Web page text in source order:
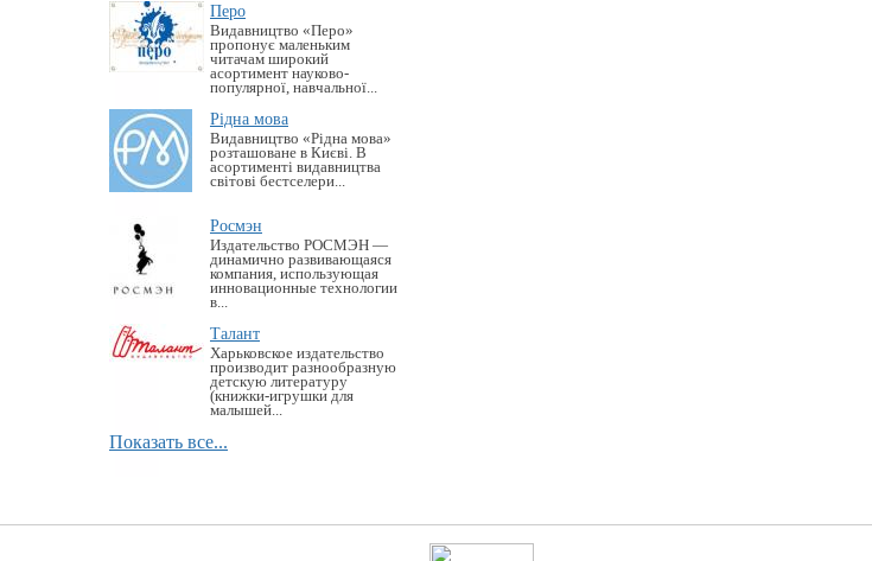
Перо
Видавництво «Перо»
пропонує маленьким
читачам широкий
асортимент науково-
популярної, навчальної...
Рідна мова
Видавництво «Рідна мова»
розташоване в Києві. В
асортименті видавництва
світові бестселери...
Росмэн
Издательство РОСМЭН —
динамично развивающаяся
компания, использующая
инновационные технологии
в...
Талант
Харьковское издательство
производит разнообразную
детскую литературу
(книжки-игрушки для
малышей...
Показать все...